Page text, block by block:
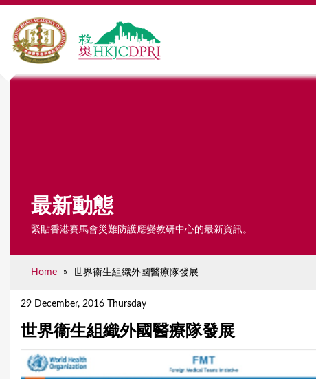
最新動態
緊貼香港賽馬會災難防護應變教研中心的最新資訊。
Home » 世界衞生組織外國醫療隊發展
29 December, 2016 Thursday
世界衞生組織外國醫療隊發展